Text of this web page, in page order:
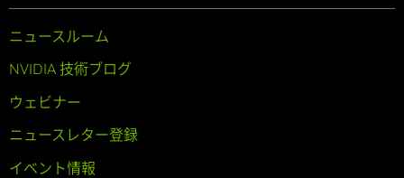
ニュースルーム
NVIDIA 技術ブログ
ウェビナー
ニュースレター登録
イベント情報